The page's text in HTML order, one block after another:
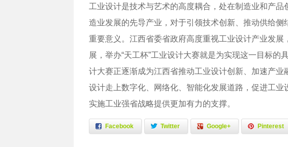
工业设计是技术与艺术的高度耦合，处在制造业和产品
造业发展的先导产业，对于引领技术创新、推动供给
重要意义。江西省委省政府高度重视工业设计产业发
展，举办“天工杯”工业设计大赛就是为实现这一目标的
计大赛正逐渐成为江西省推动工业设计创新、加速产
设计走上数字化、网络化、智能化发展道路，促进工业
实施工业强省战略提供更加有力的支撑。
Facebook Twitter Google+ Pinterest